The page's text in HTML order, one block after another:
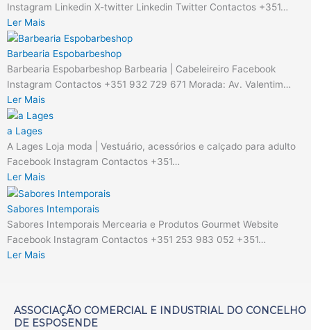
Instagram Linkedin X-twitter Linkedin Twitter Contactos +351…
Ler Mais
Barbearia Espobarbeshop
Barbearia Espobarbeshop Barbearia | Cabeleireiro Facebook
Instagram Contactos +351 932 729 671 Morada: Av. Valentim…
Ler Mais
a Lages
A Lages Loja moda | Vestuário, acessórios e calçado para adulto
Facebook Instagram Contactos +351…
Ler Mais
Sabores Intemporais
Sabores Intemporais Mercearia e Produtos Gourmet Website
Facebook Instagram Contactos +351 253 983 052 +351…
Ler Mais
ASSOCIAÇÃO COMERCIAL E INDUSTRIAL DO CONCELHO
DE ESPOSENDE